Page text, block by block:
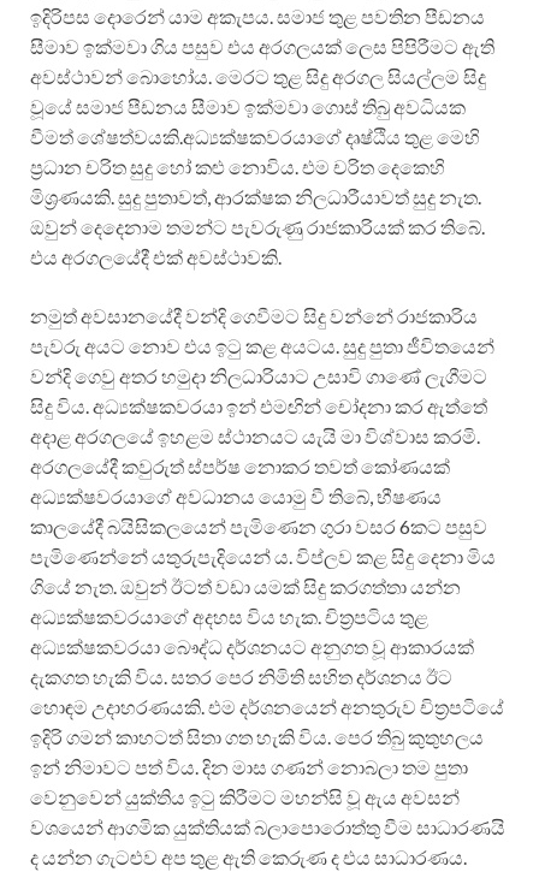
ඉදිරිපස දොරෙන් යාම අකැපය. සමාජ තුළ පවතින පීඩනය
සීමාව ඉක්මවා ගිය පසුව එය අරගලයක් ලෙස පිපිරීමට ඇති
අවස්ථාවන් බොහෝය. මෙරට තුළ සිදු අරගල සියල්ලම සිදු
වූයේ සමාජ පීඩනය සීමාව ඉක්මවා ගොස් තිබු අවධියක
වීමත් ශේෂත්වයකි.අධ්‍යක්ෂකවරයාගේ දෘෂ්ඨිය තුළ මෙහි
ප්‍රධාන චරිත සුදු හෝ කළු නොවිය. එම චරිත දෙකෙහි
මිශ්‍රණයකි. සුදු පුතාවත්, ආරක්ෂක නිලධාරීයාවත් සුදු නැත.
ඔවුන් දෙදෙනාම තමන්ට පැවරුණු රාජකාරියක් කර තිබේ.
එය අරගලයේදී එක් අවස්ථාවකි.
නමුත් අවසානයේදී වන්දි ගෙවීමට සිදු වන්නේ රාජකාරිය
පැවරු අයට නොව එය ඉටු කළ අයටය. සුදු පුතා ජීවිතයෙන්
වන්දි ගෙවු අතර හමුදා නිලධාරියාට උසාවි ගාණේ ලැගීමට
සිදු විය. අධ්‍යක්ෂකවරයා ඉන් එමඟින් චෝදනා කර ඇත්තේ
අදාළ අරගලයේ ඉහළම ස්ථානයට යැයි මා විශ්වාස කරමි.
අරගලයේදී කවුරුත් ස්පර්ෂ නොකර තවත් කෝණයක්
අධ්‍යක්ෂවරයාගේ අවධානය යොමු වී තිබේ, භීෂණය
කාලයේදී බයිසිකලයෙන් පැමිණෙන ගුරා වසර 6කට පසුව
පැමිණෙන්නේ යතුරුපැදියෙන් ය. විප්ලව කළ සිදු දෙනා මිය
ගියේ නැත. ඔවුන් ඊටත් වඩා යමක් සිදු කරගත්තා යන්න
අධ්‍යක්ෂකවරයාගේ අදහස විය හැක. චිත්‍රපටිය තුළ
අධ්‍යක්ෂකවරයා බෞද්ධ දර්ශනයට අනුගත වූ ආකාරයක්
දැකගත හැකි විය. සතර පෙර නිමිති සහිත දර්ශනය ඊට
හොඳම උදාහරණයකි. එම දර්ශනයෙන් අනතුරුව චිත්‍රපටියේ
ඉදිරි ගමන් කාහටත් සිතා ගත හැකි විය. පෙර තිබු කුතුහලය
ඉන් නිමාවට පත් විය. දින මාස ගණන් නොබලා තම පුතා
වෙනුවෙන් යුක්තිය ඉටු කිරීමට මහන්සි වූ ඇය අවසන්
වශයෙන් ආගමික යුක්තියක් බලාපොරොත්තු වීම සාධාරණයි
ද යන්න ගැටළුව අප තුළ ඇති කෙරුණ ද එය සාධාරණය.